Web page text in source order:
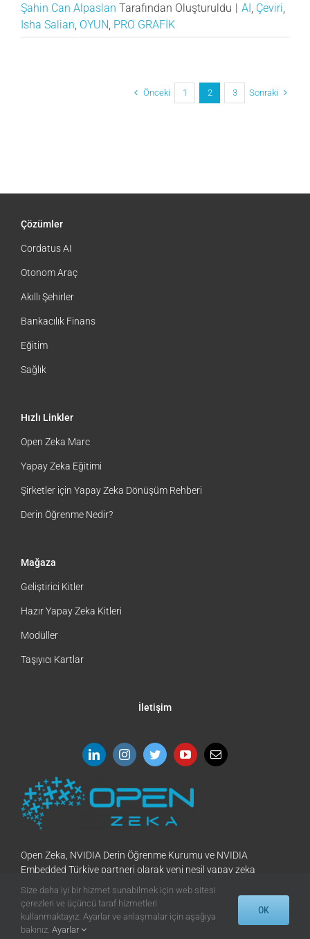
Şahin Can Alpaslan Tarafından Oluşturuldu | AI, Çeviri,
Isha Salian, OYUN, PRO GRAFİK
Önceki 1 2 3 Sonraki
Çözümler
Cordatus AI
Otonom Araç
Akıllı Şehirler
Bankacılık Finans
Eğitim
Sağlık
Hızlı Linkler
Open Zeka Marc
Yapay Zeka Eğitimi
Şirketler için Yapay Zeka Dönüşüm Rehberi
Derin Öğrenme Nedir?
Mağaza
Geliştirici Kitler
Hazır Yapay Zeka Kitleri
Modüller
Taşıyıcı Kartlar
İletişim
Open Zeka, NVIDIA Derin Öğrenme Kurumu ve NVIDIA
Embedded Türkiye partneri olarak yeni nesil yapay zeka
algoritmaları ve sensörleri kullanarak akıllı
sistem konusunda çalışmaktadır. Özellikle uçtan uca çözüm
geliştirilmesi konusunda eğitim, danışmanlık proje ortaklığı
hizmetleri sunmaktadır.
Size daha iyi bir hizmet sunabilmek için web sitesi
çerezleri ve üçüncü taraf hizmetleri
kullanmaktayız. Ayarlar ve anlaşmalar için aşağıya
bakınız. Ayarlar
OK